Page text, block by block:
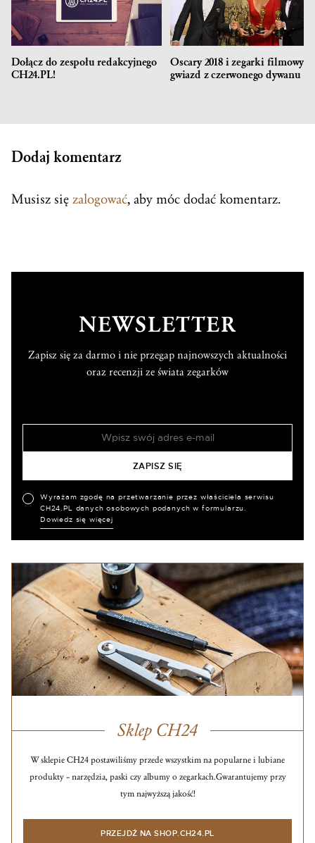
Dołącz do zespołu redakcyjnego
CH24.PL!
Oscary 2018 i zegarki filmowych
gwiazd z czerwonego dywanu
Dodaj komentarz
Musisz się zalogować, aby móc dodać komentarz.
NEWSLETTER
Zapisz się za darmo i nie przegap najnowszych aktualności
oraz recenzji ze świata zegarków
Wyrażam zgodę na przetwarzanie przez właściciela serwisu
CH24.PL danych osobowych podanych w formularzu.
Dowiedz się więcej
Sklep CH24
W sklepie CH24 postawiliśmy przede wszystkim na popularne i lubiane
produkty – narzędzia, paski czy albumy o zegarkach.Gwarantujemy przy
tym najwyższą jakość!
PRZEJDŹ NA SHOP.CH24.PL